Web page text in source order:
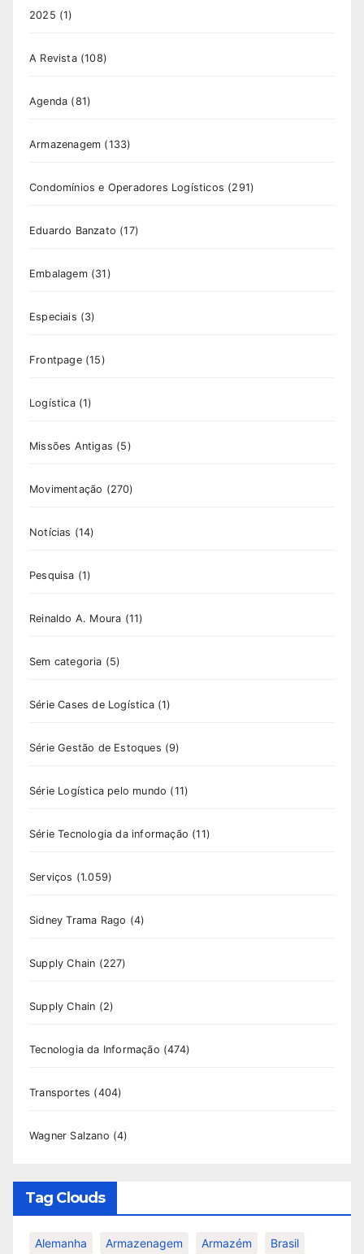
2025 (1)
A Revista(108)
Agenda (81)
Armazenagem (133)
Condomínios e Operadores Logísticos (291)
Eduardo Banzato (17)
Embalagem(31)
Especiais (3)
Frontpage(15)
Logística(1)
Missões Antigas (5)
Movimentação (270)
Notícias (14)
Pesquisa (1)
Reinaldo A. Moura (11)
Sem categoria (5)
Série Cases de Logística(1)
Série Gestão de Estoques (9)
Série Logística pelo mundo (11)
Série Tecnologia da informação (11)
Serviços (1.059)
Sidney Trama Rago (4)
Supply Chain (227)
Supply Chain (2)
Tecnologia da Informação (474)
Transportes (404)
Wagner Salzano (4)
Tag Clouds
Alemanha Armazenagem Armazém Brasil